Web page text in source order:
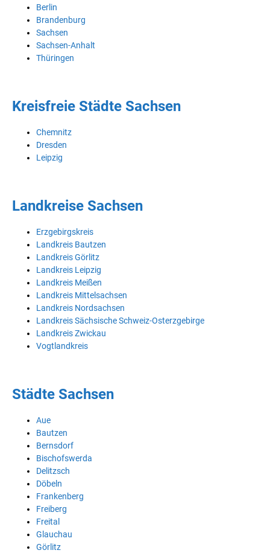
Berlin
Brandenburg
Sachsen
Sachsen-Anhalt
Thüringen
Kreisfreie Städte Sachsen
Chemnitz
Dresden
Leipzig
Landkreise Sachsen
Erzgebirgskreis
Landkreis Bautzen
Landkreis Görlitz
Landkreis Leipzig
Landkreis Meißen
Landkreis Mittelsachsen
Landkreis Nordsachsen
Landkreis Sächsische Schweiz-Osterzgebirge
Landkreis Zwickau
Vogtlandkreis
Städte Sachsen
Aue
Bautzen
Bernsdorf
Bischofswerda
Delitzsch
Döbeln
Frankenberg
Freiberg
Freital
Glauchau
Görlitz